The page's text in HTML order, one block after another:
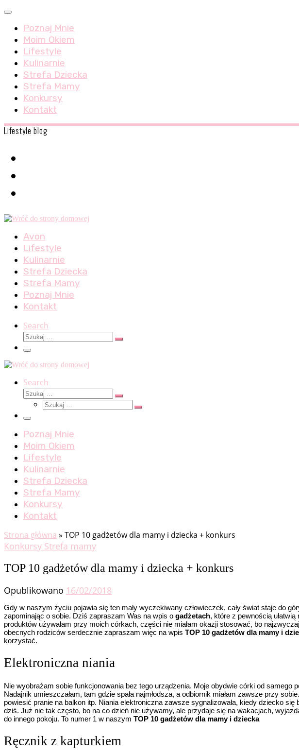
Skip
content
Menu
Poznaj Mnie
Moim Okiem
Lifestyle
Kulinarnie
Strefa Dziecka
Strefa Mamy
Konkursy
Kontakt
Lifestyle blog
Avon
Lifestyle
Kulinarnie
Strefa Dziecka
Strefa Mamy
Poznaj Mnie
Kontakt
Search
Szukaj
Szukaj
Menu
Search
Szukaj
Szukaj
Szukaj
Szukaj
Menu
Poznaj Mnie
Moim Okiem
Lifestyle
Kulinarnie
Strefa Dziecka
Strefa Mamy
Konkursy
Kontakt
Strona główna » TOP 10 gadżetów dla mamy i dziecka + konkurs
Konkursy Strefa mamy
TOP 10 gadżetów dla mamy i dziecka + konkurs
Opublikowano 16/02/2018
Gdy w naszym życiu pojawia się ten mały wyczekiwany człowieczek, cały świat staje do
zapominając o sobie. Dziś zapraszam Was na wpis o gadżetach, które z pewnością
produktów używałam przy moich córkach, części nie miałam okazji stosować, bo
obecnych rodziców serdecznie zapraszam więc na wpis TOP 10 gadżetów dla mamy i
korzystać.
Elektroniczna niania
Nie wyobrażam sobie funkcjonowania bez tego urządzenia. Moje obydwie córki od samego
Nadajnik umieszczałam, tam gdzie spała najmłodsza, a odbiornik miałam zawsze przy
powiesić pranie na balkon itp. Niania elektroniczna zawsze sygnalizowała, kiedy dziecko
dziś. Już nie tak często, bo na co dzień nie używamy, ale przydaje się na wakacjach,
do innego pokoju. To numer 1 w naszym TOP 10 gadżetów dla mamy i dziecka
Ręcznik z kapturkiem